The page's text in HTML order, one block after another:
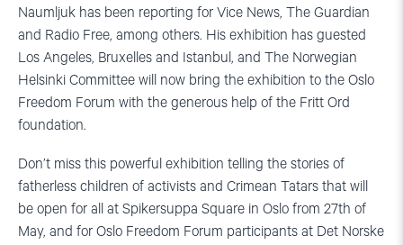
Naumljuk has been reporting for Vice News, The Guardian
and Radio Free, among others. His exhibition has guested
Los Angeles, Bruxelles and Istanbul, and The Norwegian
Helsinki Committee will now bring the exhibition to the Oslo
Freedom Forum with the generous help of the Fritt Ord
foundation.
Don’t miss this powerful exhibition telling the stories of
fatherless children of activists and Crimean Tatars that will
be open for all at Spikersuppa Square in Oslo from 27th of
May, and for Oslo Freedom Forum participants at Det Norske